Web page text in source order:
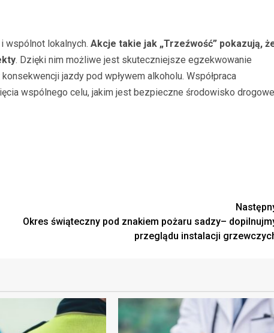
wspólnot lokalnych. Akcje takie jak „Trzeźwość” pokazują,
. Dzięki nim możliwe jest skuteczniejsze egzekwowanie
jazdy pod wpływem alkoholu. Współpraca
wspólnego celu, jakim jest bezpieczne środowisko drogowe
Okres świąteczny pod znakiem pożaru sadzy–
przeglądu instalacji